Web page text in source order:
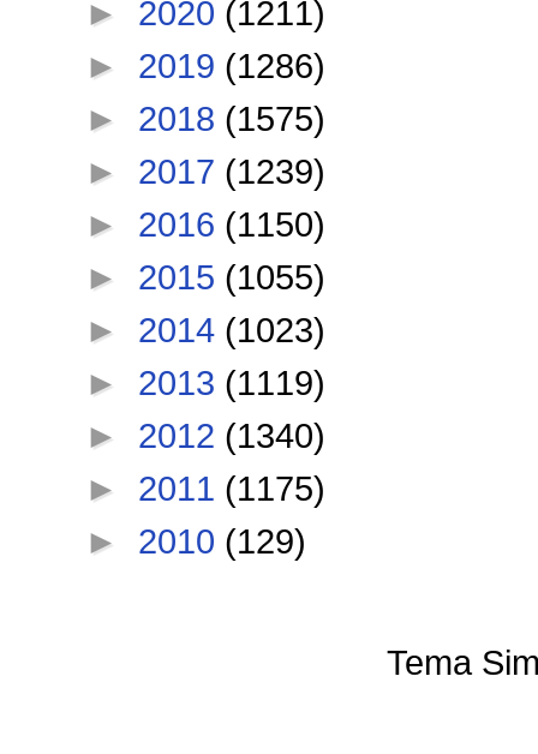
► 2020 (1211)
► 2019 (1286)
► 2018 (1575)
► 2017 (1239)
► 2016 (1150)
► 2015 (1055)
► 2014 (1023)
► 2013 (1119)
► 2012 (1340)
► 2011 (1175)
► 2010 (129)
Tema